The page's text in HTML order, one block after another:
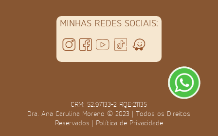
MINHAS REDES SOCIAIS:
CRM: 52.97133-2 RQE:21135
Dra. Ana Carulina Moreno © 2023 | Todos os Direitos
Reservados | Política de Privacidade